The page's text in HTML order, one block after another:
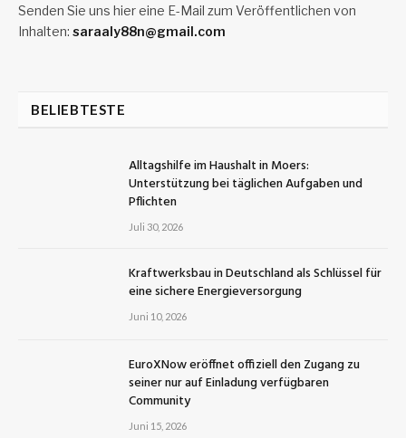
Senden Sie uns hier eine E-Mail zum Veröffentlichen von
Inhalten: saraaly88n@gmail.com
BELIEBTESTE
Alltagshilfe im Haushalt in Moers:
Unterstützung bei täglichen Aufgaben und
Pflichten
Juli 30, 2026
Kraftwerksbau in Deutschland als Schlüssel für
eine sichere Energieversorgung
Juni 10, 2026
EuroXNow eröffnet offiziell den Zugang zu
seiner nur auf Einladung verfügbaren
Community
Juni 15, 2026